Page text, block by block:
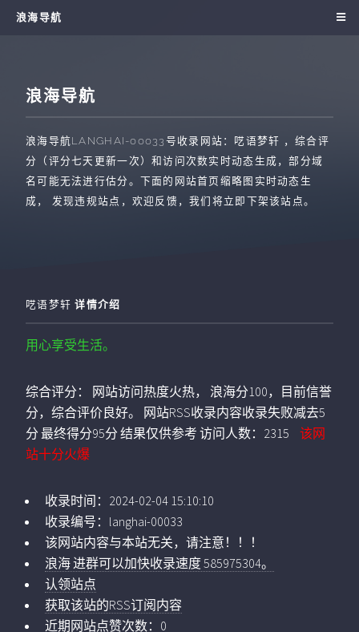
浪海导航
浪海导航
浪海导航LANGHAI-00033 号收录网站： 呓语梦轩 ，综合评
分（评分七天更新一次）和访问次数实时动态生成，部分域
名可能无法进行估分。下面的网站首页缩略图实时动态生
成， 发现违规站点，欢迎反馈，我们将立即下架该站点。
呓语梦轩 详情介绍
用心享受生活。
综合评分：
网站访问热度火热， 浪海分100，目前信誉
分，综合评价良好。 网站RSS收录内容收录失败减去5
分 最终得分95分 结果仅供参考 访问人数： 2315
该网
站十分火爆
收录时间： 2024-02-04 15:10:10
收录编号： langhai-00033
该网站内容与本站无关，请注意！！！
浪海 进群可以加快收录速度 585975304。
认领站点
获取该站的RSS订阅内容
近期网站点赞次数：0